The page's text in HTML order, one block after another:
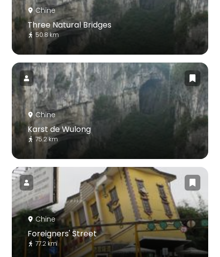
Chine
Three Natural Bridges
50.8 km
Chine
Karst de Wulong
75.2 km
Chine
Foreigners' Street
77.2 km